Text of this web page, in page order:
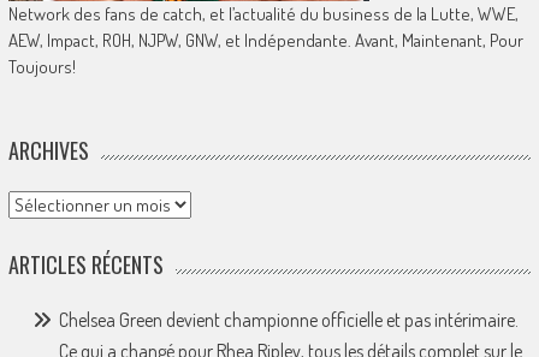
Network des fans de catch, et l’actualité du business de la Lutte, WWE,
AEW, Impact, ROH, NJPW, GNW, et Indépendante. Avant, Maintenant, Pour
Toujours!
ARCHIVES
Archives
ARTICLES RÉCENTS
Chelsea Green devient championne officielle et pas intérimaire.
Ce qui a changé pour Rhea Ripley, tous les détails complet sur le